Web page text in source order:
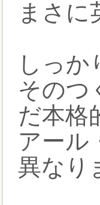
まさに
しっか
そのつ
だ本格
アール
異なり